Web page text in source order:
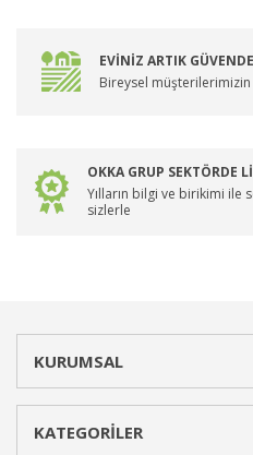
EVİNİZ ARTIK GÜVENDE
Bireysel
OKKA GRUP SEKTÖRDE
Yılların bilgi ve birikimi
sizlerle
KURUMSAL
KATEGORİLER